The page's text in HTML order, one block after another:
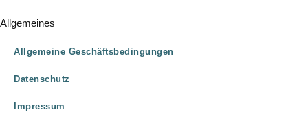
Allgemeines
Allgemeine Geschäftsbedingungen
Datenschutz
Impressum